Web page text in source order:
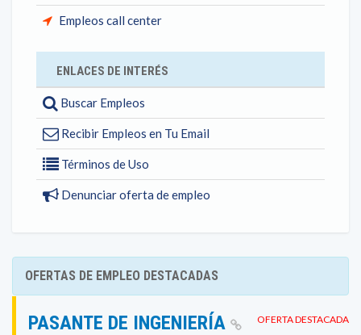
Empleos call center
ENLACES DE INTERÉS
Buscar Empleos
Recibir Empleos en Tu Email
Términos de Uso
Denunciar oferta de empleo
OFERTAS DE EMPLEO DESTACADAS
OFERTA DESTACADA
PASANTE DE INGENIERÍA